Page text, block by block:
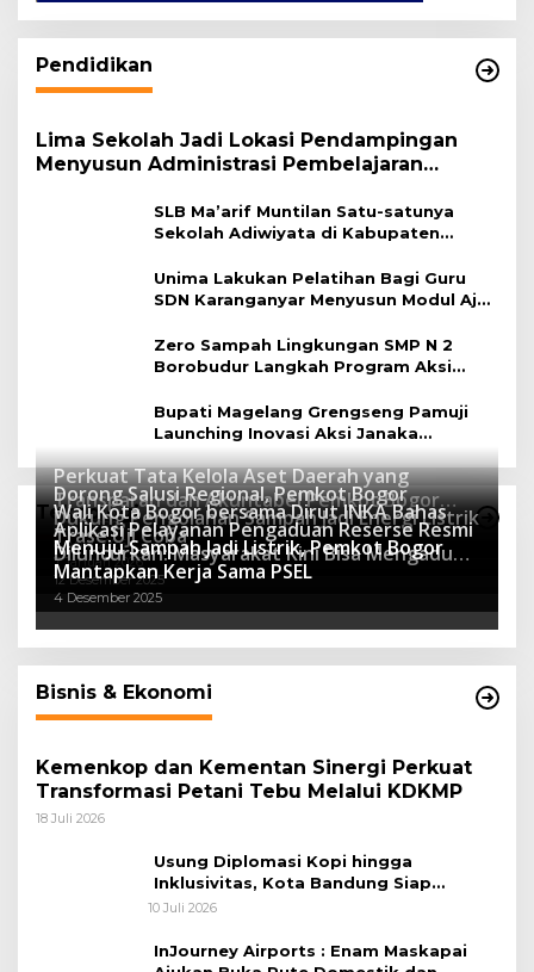
Pendidikan
Lima Sekolah Jadi Lokasi Pendampingan
Menyusun Administrasi Pembelajaran
SLB Ma’arif Muntilan Satu-satunya
Sekolah Adiwiyata di Kabupaten
Unima Lakukan Pelatihan Bagi Guru
SDN Karanganyar Menyusun Modul Ajar
Zero Sampah Lingkungan SMP N 2
Borobudur Langkah Program Aksi
Bupati Magelang Grengseng Pamuji
Launching Inovasi Aksi Janaka
Program Sekolah Adiwiyata
Teknologi
Perkuat Tata Kelola Aset Daerah yang
Transparan dan Akuntabel Pemkot Bogor
Luncurkan SIMASDA
8 Juli 2026
Dorong Salusi Regional, Pemkot Bogor
Dukung Pengolahan Sampah Jadi Energi Listrik
8 April 2026
Wali Kota Bogor bersama Dirut INKA Bahas
Trase Uji Coba
7 Januari 2026
Aplikasi Pelayanan Pengaduan Reserse Resmi
Diluncurkan: Masyarakat Kini Bisa Mengadu
Lebih Cepat, Mudah, dan Terintegrasi
12 Desember 2025
Menuju Sampah Jadi Listrik, Pemkot Bogor
Mantapkan Kerja Sama PSEL
4 Desember 2025
Bisnis & Ekonomi
Kemenkop dan Kementan Sinergi Perkuat
Transformasi Petani Tebu Melalui KDKMP
18 Juli 2026
Usung Diplomasi Kopi hingga
Inklusivitas, Kota Bandung Siap
Sambut 25 Duta Besar di Festival Asia
10 Juli 2026
InJourney Airports : Enam Maskapai